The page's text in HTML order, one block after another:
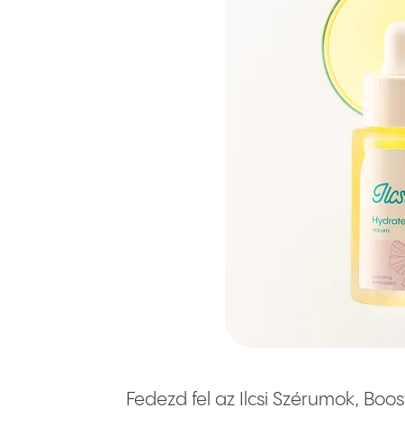
Fedezd fel az Ilcsi Szérumok,